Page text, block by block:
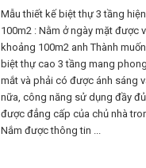
thự
tầng
hiện
đại
2
mặt
tiền
100m2
Mẫu thiết kế biệt thự 3 tầng
100m2 : Nằm ở ngày mặt được
khoảng 100m2 anh Thành
biệt thự cao 3 tầng mang
mắt và phải có được ánh sáng
nữa, công năng sử dụng đầy
được đẳng cấp của chủ nhà
Nắm được thông tin ...